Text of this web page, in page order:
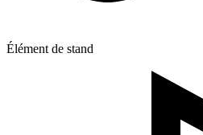
Élément de stand